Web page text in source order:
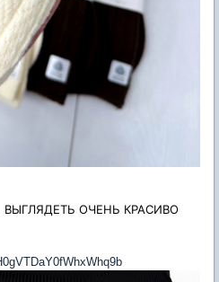
ОЧЕНЬ КРАСИВО